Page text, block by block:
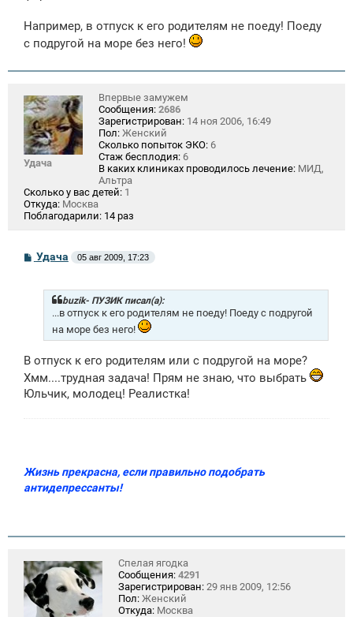
Например, в отпуск к его родителям не поеду! Поеду
с подругой на море без него!
Удача
Впервые замужем
Сообщения: 2686
Зарегистрирован: 14 ноя 2006, 16:49
Пол: Женский
Сколько попыток ЭКО: 6
Стаж бесплодия: 6
В каких клиниках проводилось лечение: МИД,
Альтра
Сколько у вас детей: 1
Откуда: Москва
Поблагодарили: 14 раз
СУдача 05 авг 2009, 17:23
buzik- ПУЗИК писал(а):
...в отпуск к его родителям не поеду! Поеду с подругой
на море без него!
В отпуск к его родителям или с подругой на море?
Хмм....трудная задача! Прям не знаю, что выбрать
Юльчик, молодец! Реалистка!
Жизнь прекрасна, если правильно подобрать
антидепрессанты!
Спелая ягодка
Сообщения: 4291
Зарегистрирован: 29 янв 2009, 12:56
Пол: Женский
Откуда: Москва